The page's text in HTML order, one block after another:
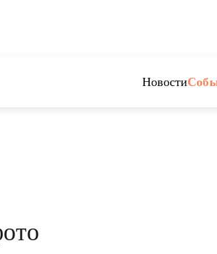
Новости